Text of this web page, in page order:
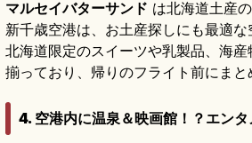
マルセイバターサンド は北海道土産の
新千歳空港は、お土産探しにも最適な
北海道限定のスイーツや乳製品、海産
揃っており、帰りのフライト前にまと
4. 空港内に温泉＆映画館！？エン